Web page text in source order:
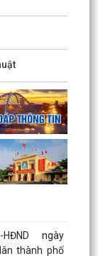
ngày
thành phố
phối hợp với
trao quà
Hội đồng
- 2031
ngày
Phòng về